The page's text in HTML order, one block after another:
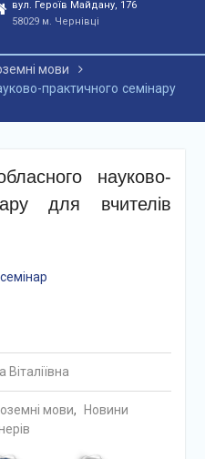
вул. Героїв Майдану, 176
58029 м. Чернівці
мови
практичного семінару
науково-
для вчителів
Віталіївна
мови,
Новини